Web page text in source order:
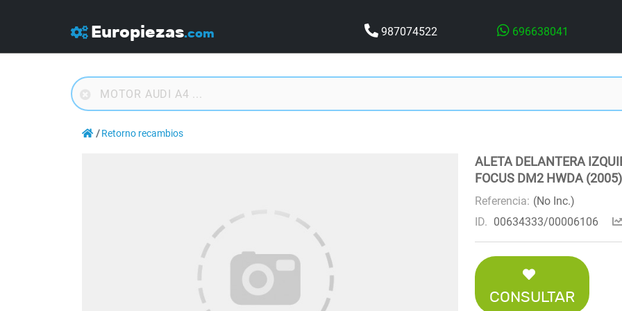
Europiezas.com 987074522 696638041
Retorno recambios
ALETA DELANTERA
FOCUS DM2 HWDA (2005)
Referencia: (No Inc.)
ID. 00634333/00006106
CONSULTAR